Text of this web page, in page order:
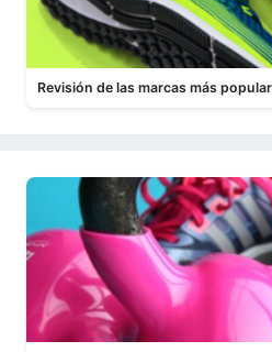
Revisión de las marcas más